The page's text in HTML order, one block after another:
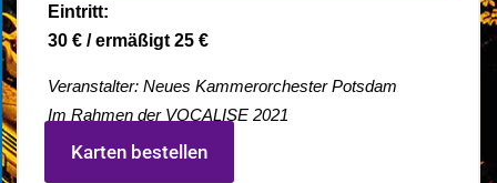
Eintritt:
30 € / ermäßigt 25 €
Veranstalter: Neues Kammerorchester Potsdam
Im Rahmen der VOCALISE 2021
Karten bestellen